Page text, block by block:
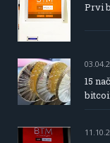
Prvi
15